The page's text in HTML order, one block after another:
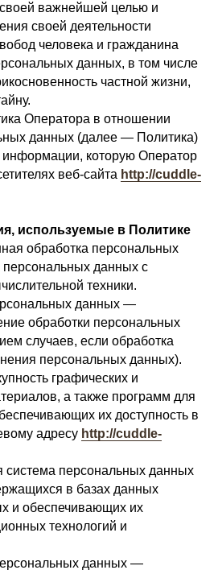
важнейшей целью и
своей деятельности
человека и гражданина
данных, в том числе
частной жизни,
Оператора в отношении
данных (далее — Политика)
информации, которую Оператор
веб-сайта http://cuddle-
используемые в Политике
обработка персональных
данных с
техники.
данных —
обработки персональных
случаев, если обработка
персональных данных).
графических и
а также программ для
их доступность в
адресу http://cuddle-
персональных данных
в базах данных
и обеспечивающих их
технологий и
данных —